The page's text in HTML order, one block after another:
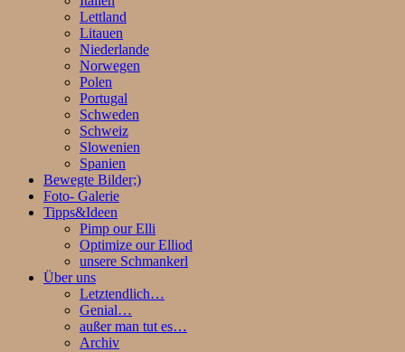
Lettland
Litauen
Niederlande
Norwegen
Polen
Portugal
Schweden
Schweiz
Slowenien
Spanien
Bewegte Bilder;)
Foto- Galerie
Tipps&Ideen
Pimp our Elli
Optimize our Elliod
unsere Schmankerl
Über uns
Letztendlich…
Genial…
außer man tut es…
Archiv